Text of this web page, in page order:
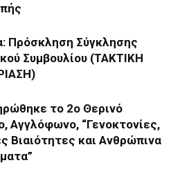
Πρόσκληση Σύγκλησης
Συμβουλίου (ΤΑΚΤΙΚΗ
το 2ο Θερινό
Αγγλόφωνο, “Γενοκτονίες,
Βιαιότητες και Ανθρώπινα